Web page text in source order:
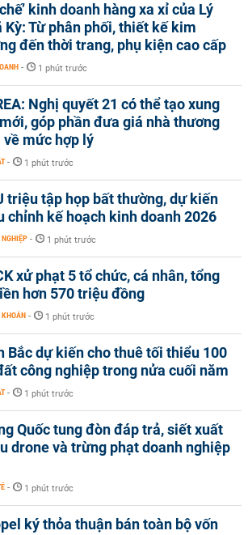
kinh doanh hàng xa xỉ của Lý
Kỳ: Từ phân phối, thiết kế kim
đến thời trang, phụ kiện cao cấp
- 1 phút trước
Nghị quyết 21 có thể tạo xung
góp phần đưa giá nhà thương
về mức hợp lý
- 1 phút trước
triệu tập họp bất thường, dự kiến
chỉnh kế hoạch kinh doanh 2026
NGHIỆP - 1 phút trước
xử phạt 5 tổ chức, cá nhân, tổng
hơn 570 triệu đồng
KHOÁN - 1 phút trước
Bắc dự kiến cho thuê tối thiểu 100
công nghiệp trong nửa cuối năm
- 1 phút trước
Quốc tung đòn đáp trả, siết xuất
drone và trừng phạt doanh nghiệp
- 1 phút trước
ký thỏa thuận bán toàn bộ vốn